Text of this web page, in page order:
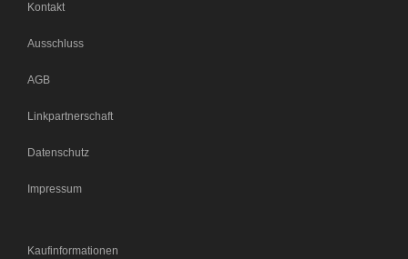
Kontakt
Ausschluss
AGB
Linkpartnerschaft
Datenschutz
Impressum
Kaufinformationen